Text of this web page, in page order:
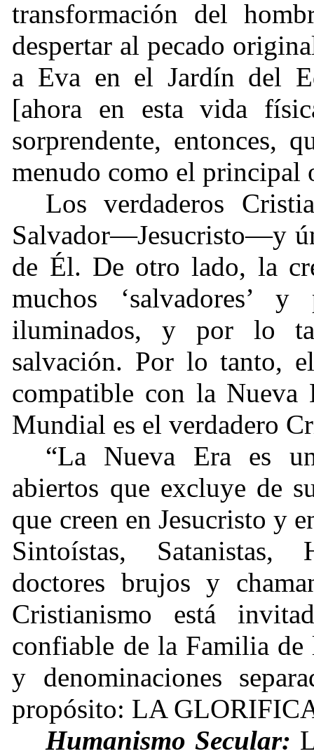
transformación del
despertar al pecado
a Eva en el Jardín del
[ahora en esta vida
sorprendente, entonces,
menudo como el principal
Los verdaderos
Salvador—Jesucristo—y
de Él. De otro lado, la
muchos ‘salvadores’
iluminados, y por lo
salvación. Por lo tanto,
compatible con la
Mundial es el verdadero
“La Nueva Era es
abiertos que excluye de
que creen en Jesucristo y
Sintoístas, Satanistas,
doctores brujos y
Cristianismo está
confiable de la Familia de
y denominaciones
propósito: LA
Humanismo Secular: